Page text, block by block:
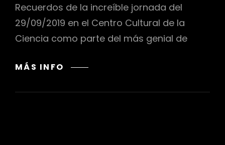
Recuerdos de la increíble jornada del
29/09/2019 en el Centro Cultural de la
Ciencia como parte del más genial de
MÁS INFO ESTRENO
–